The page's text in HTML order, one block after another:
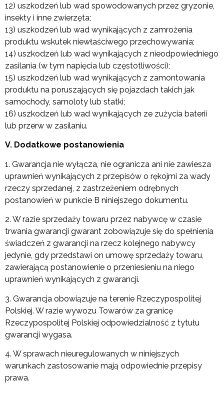
12) uszkodzeń lub wad spowodowanych przez gryzonie,
insekty i inne zwierzęta;
13) uszkodzeń lub wad wynikających z zamrożenia
produktu wskutek niewłaściwego przechowywania;
14) uszkodzeń lub wad wynikających z nieodpowiedniego
zasilania (w tym napięcia lub częstotliwości);
15) uszkodzeń lub wad wynikających z zamontowania
produktu na poruszających się pojazdach takich jak
samochody, samoloty lub statki;
16) uszkodzeń lub wad wynikających ze zużycia baterii
lub przerw w zasilaniu.
V. Dodatkowe postanowienia
1. Gwarancja nie wyłącza, nie ogranicza ani nie zawiesza
uprawnień wynikających z przepisów o rękojmi za wady
rzeczy sprzedanej, z zastrzeżeniem odrębnych
postanowień w punkcie B niniejszego dokumentu.
2. W razie sprzedaży towaru przez nabywcę w czasie
trwania gwarancji gwarant zobowiązuje się do spełnienia
świadczeń z gwarancji na rzecz kolejnego nabywcy
jedynie, gdy przedstawi on umowę sprzedaży towaru,
zawierającą postanowienie o przeniesieniu na niego
uprawnień wynikających z gwarancji.
3. Gwarancja obowiązuje na terenie Rzeczypospolitej
Polskiej. W razie wywozu Towarów za granicę
Rzeczypospolitej Polskiej odpowiedzialność z tytułu
gwarancji wygasa.
4. W sprawach nieuregulowanych w niniejszych
warunkach zastosowanie mają odpowiednie przepisy
prawa.